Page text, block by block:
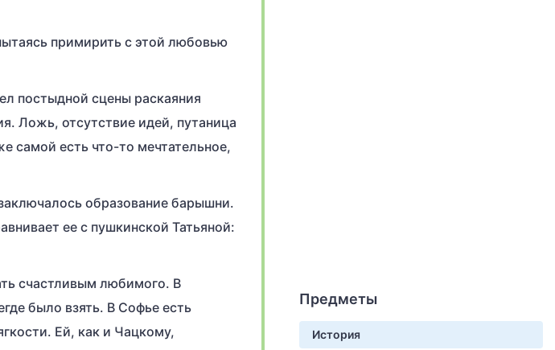
примирить с этой любовью
постыдной сцены раскаяния
Ложь, отсутствие идей, путаница
самой есть что-то мечтательное,
образование барышни.
ее с пушкинской Татьяной:
счастливым любимого. В
было взять. В Софье есть
Ей, как и Чацкому,
Предметы
История